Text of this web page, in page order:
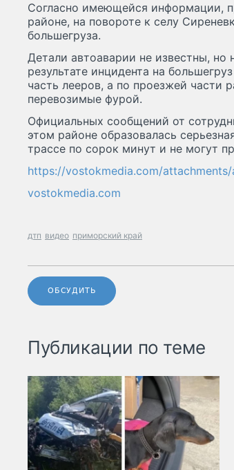
Согласно имеющейся информации,
районе, на повороте к селу
большегруза.
Детали автоаварии не известны, но
результате инцидента на
часть лееров, а по проезжей части
перевозимые фурой.
Официальных сообщений от
этом районе образовалась
трассе по сорок минут и не могут
https://vostokmedia.com/
vostokmedia.com
дтп видео приморский край
ОБСУДИТЬ
Публикации по теме